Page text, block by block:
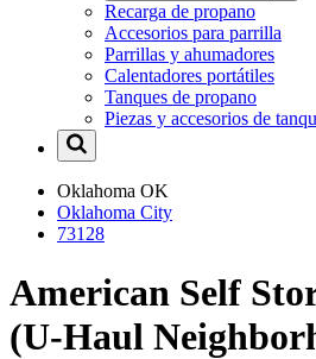
Recarga de propano
Accesorios para parrilla
Parrillas y ahumadores
Calentadores portátiles
Tanques de propano
Piezas y accesorios de
Oklahoma OK
Oklahoma City
73128
American Self
(U-Haul